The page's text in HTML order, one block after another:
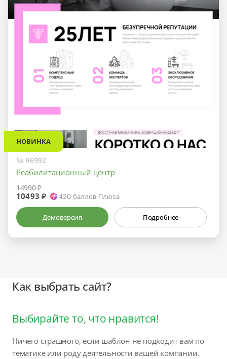
НОВИНКА
№ 96992
Реабилитационный центр
14990 ₽
10493 ₽ 420 баллов Плюса
Демоверсия Подробнее
Как выбрать сайт?
Выбирайте то, что нравится!
Ничего страшного, если шаблон не подходит вам по
тематике или роду деятельности вашей компании.